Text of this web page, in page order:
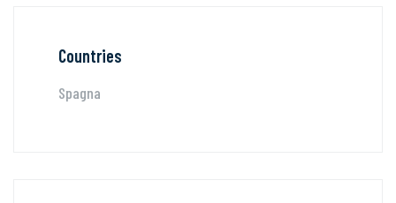
Countries
Spagna